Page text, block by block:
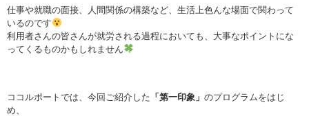
仕事や就職の面接、人間関係の構築など、生活上色んな場面で関わって
いるのです
利用者さんの皆さんが就労される過程においても、大事なポイントにな
ってくるものかもしれません
ココルポートでは、今回ご紹介した 「第一印象」 のプログラムをはじ
め、